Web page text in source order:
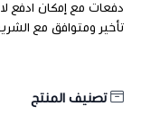
دفعات مع إمكان ادفع
تأخير ومتوافق مع
تصنيف المنتج